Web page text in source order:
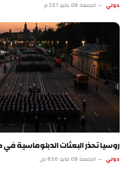
دولي الجمعة 08 مايو 1:57 م
روسيا تحذر البعثات
دولي الجمعة 08 مايو 8:56 ص